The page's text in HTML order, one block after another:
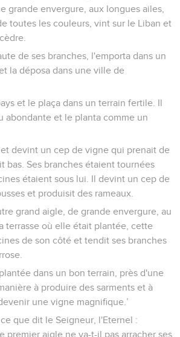
grande envergure, aux longues ailes,
toutes les couleurs, vint sur le Liban et
de ses branches, l'emporta dans un
la déposa dans une ville de
et le plaça dans un terrain fertile. Il
abondante et le planta comme un
devint un cep de vigne qui prenait de
bas. Ses branches étaient tournées
étaient sous lui. Il devint un cep de
et produisit des rameaux.
grand aigle, de grande envergure, au
terrasse où elle était plantée, cette
de son côté et tendit ses branches
dans un bon terrain, près d'une
à produire des sarments et à
une vigne magnifique.’
que dit le Seigneur, l'Eternel :
premier aigle ne va-t-il pas arracher ses